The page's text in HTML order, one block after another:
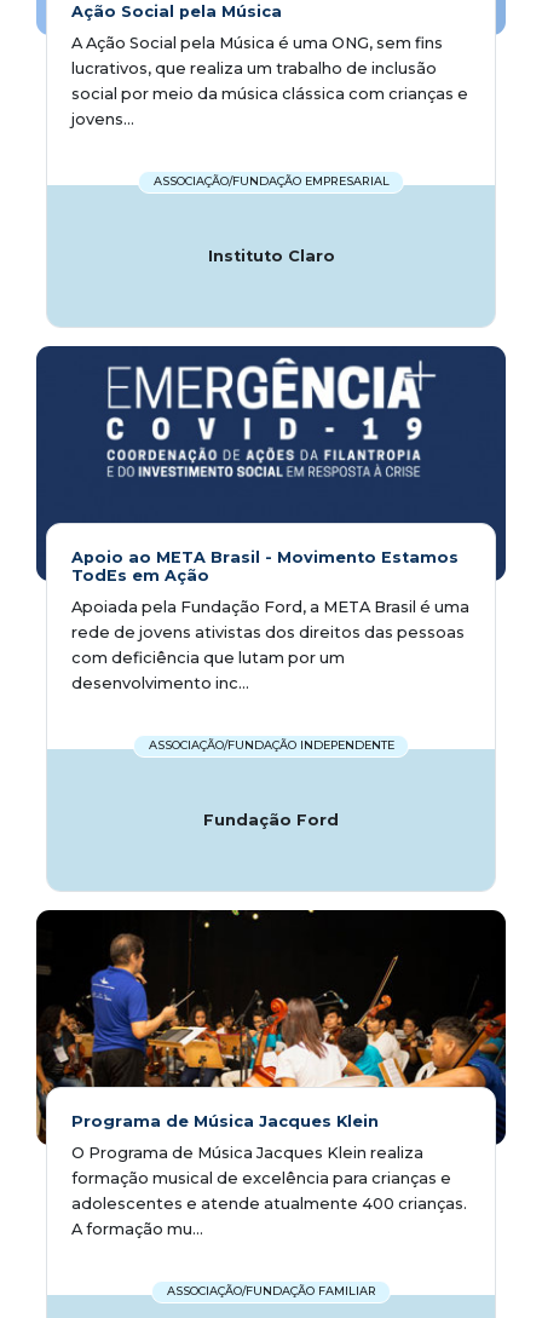
Ação Social pela Música
A Ação Social pela Música é uma ONG, sem fins
lucrativos, que realiza um trabalho de inclusão
social por meio da música clássica com crianças e
jovens...
ASSOCIAÇÃO/FUNDAÇÃO EMPRESARIAL
Instituto Claro
Apoio ao META Brasil - Movimento Estamos
TodEs em Ação
Apoiada pela Fundação Ford, a META Brasil é uma
rede de jovens ativistas dos direitos das pessoas
com deficiência que lutam por um
desenvolvimento inc...
ASSOCIAÇÃO/FUNDAÇÃO INDEPENDENTE
Fundação Ford
Programa de Música Jacques Klein
O Programa de Música Jacques Klein realiza
formação musical de excelência para crianças e
adolescentes e atende atualmente 400 crianças.
A formação mu...
ASSOCIAÇÃO/FUNDAÇÃO FAMILIAR